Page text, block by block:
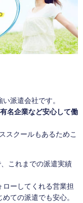
派遣会社です。
名企業など安心して働
スクールもあるためこ
これまでの派遣実績
ーしてくれる営業担
ての派遣でも安心。